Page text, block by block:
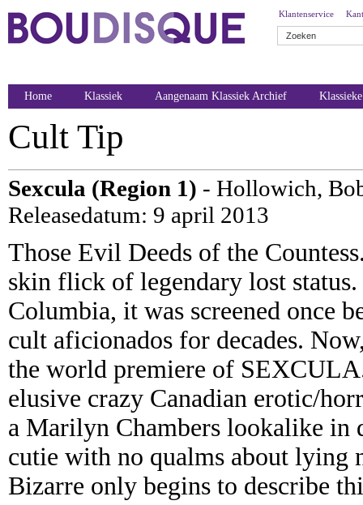
Klantenservice
Home Klassiek Aangenaam Klassiek Archief
Cult Tip
Sexcula (Region 1) - Hollowich,
Releasedatum: 9 april 2013
Those Evil Deeds of the
skin flick of legendary lost
Columbia, it was screened once
cult aficionados for decades.
the world premiere of
elusive crazy Canadian erotic/
a Marilyn Chambers lookalike in
cutie with no qualms about lying
Bizarre only begins to describe